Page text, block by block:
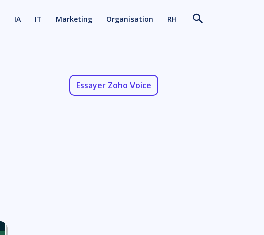
IA IT Marketing Organisation RH
Essayer Zoho Voice